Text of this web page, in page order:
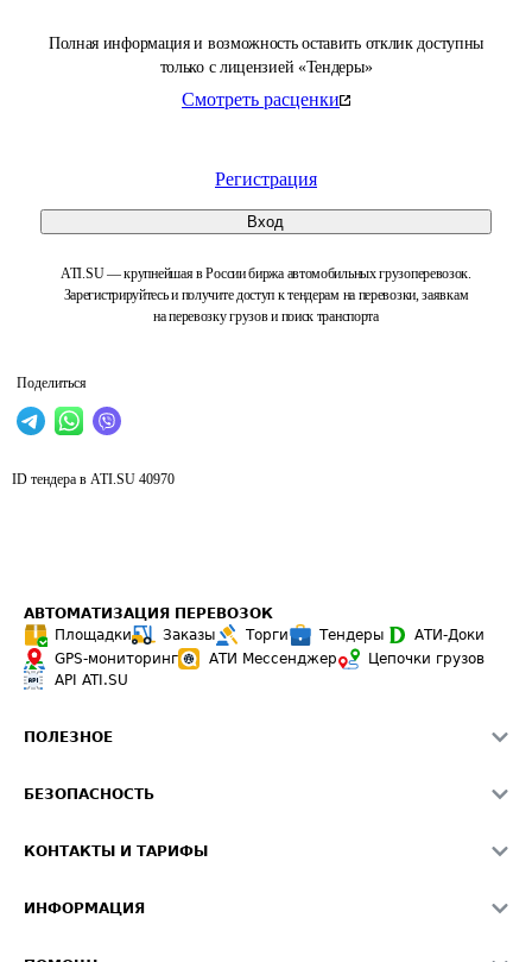
Полная информация и возможность оставить отклик доступны
только с лицензией «Тендеры»
Смотреть расценки
Регистрация
Вход
ATI.SU — крупнейшая в России биржа автомобильных грузоперевозок.
Зарегистрируйтесь и получите доступ к тендерам на перевозки, заявкам
на перевозку грузов и поиск транспорта
Поделиться
ID тендера в ATI.SU 40970
АВТОМАТИЗАЦИЯ ПЕРЕВОЗОК
Площадки
Заказы Торги Тендеры
АТИ-Доки
GPS-мониторинг
АТИ Мессенджер
Цепочки грузов
API ATI.SU
ПОЛЕЗНОЕ
Звезды ATI.SU на вашем сайте
Средние ставки
БЕЗОПАСНОСТЬ
Светофор+
КОНТАКТЫ И ТАРИФЫ
Реклама на сайте
ИНФОРМАЦИЯ